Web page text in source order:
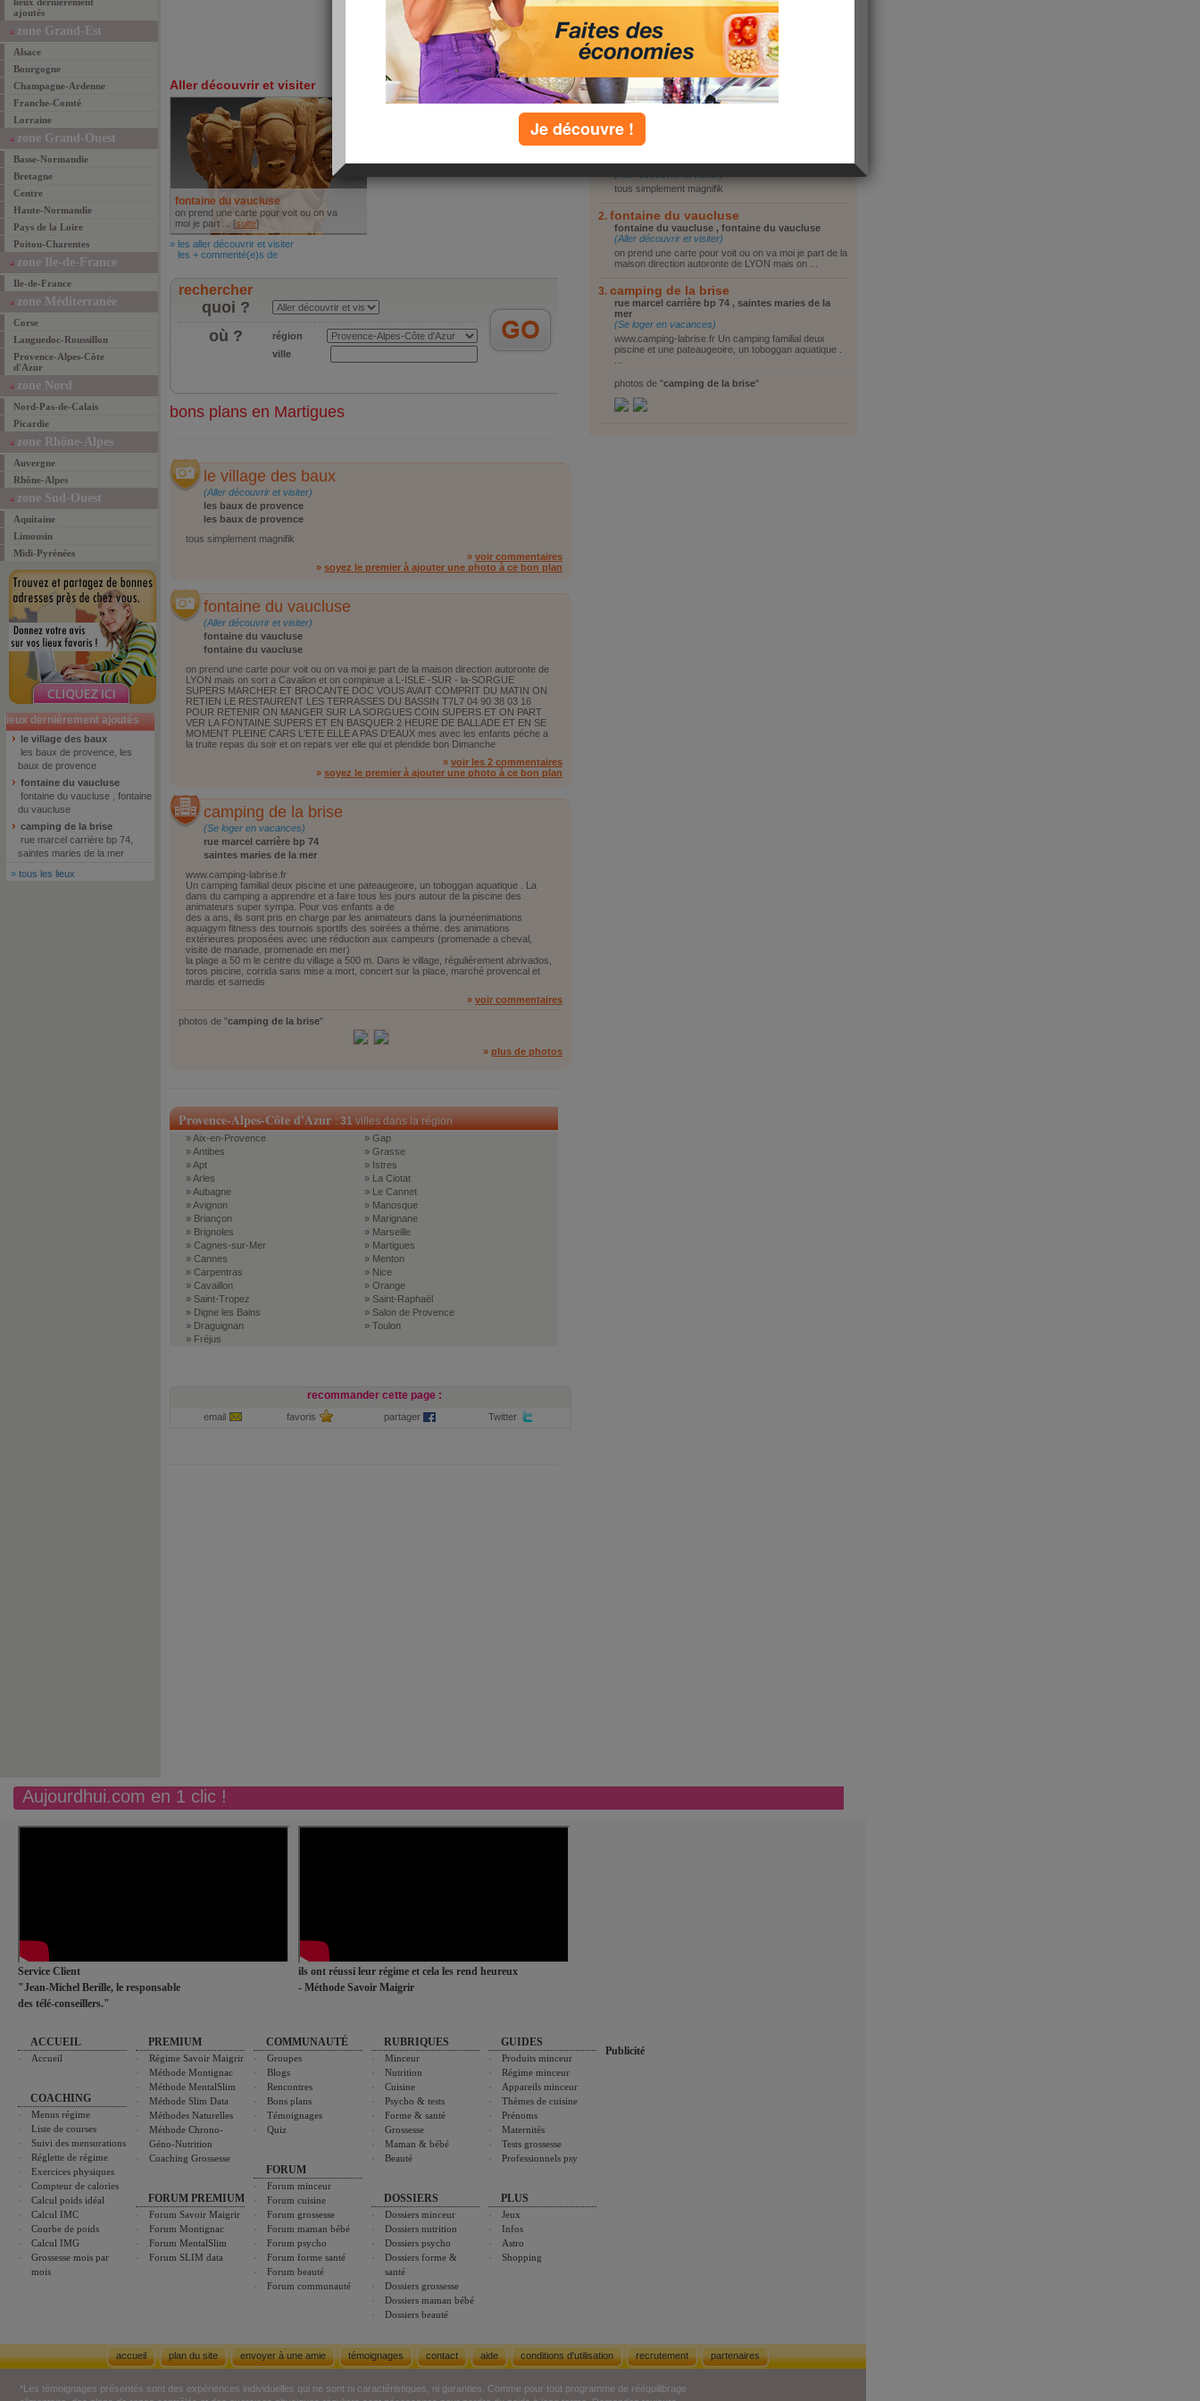
ajoutés
zone Grand-Est
Alsace
Bourgogne
Champagne-Ardenne
Franche-Comté
Lorraine
zone Grand-Ouest
Basse-Normandie
Bretagne
Centre
Haute-Normandie
Pays de la Loire
Poitou-Charentes
zone Ile-de-France
Ile-de-France
zone Méditerranée
Corse
Languedoc-Roussillon
Provence-Alpes-Côte
d'Azur
zone Nord
Nord-Pas-de-Calais
Picardie
zone Rhône-Alpes
Auvergne
Rhône-Alpes
zone Sud-Ouest
Aquitaine
Limousin
Midi-Pyrénées
lieux dernièrement ajoutés
le village des baux
les baux de provence, les
baux de provence
fontaine du vaucluse
fontaine du vaucluse , fontaine
du vaucluse
camping de la brise
rue marcel carrière bp 74,
saintes maries de la mer
» tous les lieux
camping de la brise
www.camping-labrise.fr Un camping
familial deux piscine ... [suite
» les se loger en vacances
les + commenté(e)s de
Aller découvrir et visiter
fontaine du vaucluse
on prend une carte pour voit ou on va
moi je part ... [suite]
» les aller découvrir et visiter
les + commenté(e)s de
rechercher
quoi ?
où ?
région
ville
bons plans en Martigues
le village des baux
(Aller découvrir et visiter)
les baux de provence
les baux de provence
tous simplement magnifik
» voir commentaires
» soyez le premier à ajouter une photo à ce bon plan
fontaine du vaucluse
(Aller découvrir et visiter)
fontaine du vaucluse
fontaine du vaucluse
on prend une carte pour voit ou on va moi je part de la maison direction autoronte de
LYON mais on sort a Cavalion et on compinue a L-ISLE -SUR - la-SORGUE
SUPERS MARCHER ET BROCANTE DOC VOUS AVAIT COMPRIT DU MATIN ON
RETIEN LE RESTAURENT LES TERRASSES DU BASSIN T7L7 04 90 38 03 16
POUR RETENIR ON MANGER SUR LA SORGUES COIN SUPERS ET ON PART
VER LA FONTAINE SUPERS ET EN BASQUER 2 HEURE DE BALLADE ET EN SE
MOMENT PLEINE CARS L'ETE ELLE A PAS D'EAUX mes avec les enfants péche a
la truite repas du soir et on repars ver elle qui et plendide bon Dimanche
» voir les 2 commentaires
» soyez le premier à ajouter une photo à ce bon plan
camping de la brise
(Se loger en vacances)
rue marcel carrière bp 74
saintes maries de la mer
www.camping-labrise.fr
Un camping familial deux piscine et une pateaugeoire, un toboggan aquatique . La
dans du camping a apprendre et a faire tous les jours autour de la piscine des
animateurs super sympa. Pour vos enfants a de
des a ans, ils sont pris en charge par les animateurs dans la journéenimations
aquagym fitness des tournois sportifs des soirées a théme. des animations
extérieures proposées avec une réduction aux campeurs (promenade a cheval,
visite de manade, promenade en mer)
la plage a 50 m le centre du village a 500 m. Dans le village, réguliérement abrivados,
toros piscine, corrida sans mise a mort, concert sur la place, marché provencal et
mardis et samedis
» voir commentaires
photos de "camping de la brise"
» plus de photos
Provence-Alpes-Côte d'Azur:31villes dans la région
» Aix-en-Provence
» Antibes
» Apt
» Arles
» Aubagne
» Avignon
» Briançon
» Brignoles
» Cagnes-sur-Mer
» Cannes
» Carpentras
» Cavaillon
» Saint-Tropez
» Digne les Bains
» Draguignan
» Fréjus
» Gap
» Grasse
» Istres
» La Ciotat
» Le Cannet
» Manosque
» Marignane
» Marseille
» Martigues
» Menton
» Nice
» Orange
» Saint-Raphaël
» Salon de Provence
» Toulon
recommander cette page :
email favoris partager Twitter
Visiter le coin
Faire du shopping
Autre
top lieux
les baux de provence , les baux de provence
tous simplement magnifik
fontaine du vaucluse
fontaine du vaucluse , fontaine du vaucluse
(Aller découvrir et visiter)
on prend une carte pour voit ou on va moi je part de la
maison direction autoronte de LYON mais on ...
camping de la brise
rue marcel carrière bp 74 , saintes maries de la
mer
(Se loger en vacances)
www.camping-labrise.fr Un camping familial deux
piscine et une pateaugeoire, un toboggan aquatique .
photos de "camping de la brise"
Aujourdhui.com en 1 clic !
Service Client
"Jean-Michel Berille, le responsable
des télé-conseillers."
ils ont réussi leur régime et cela les rend heureux
- Méthode Savoir Maigrir
ACCUEIL
Accueil
COACHING
Menus régime
Liste de courses
Suivi des mensurations
Réglette de régime
Exercices physiques
Compteur de calories
Calcul poids idéal
Calcul IMC
Courbe de poids
Calcul IMG
Grossesse mois par
mois
PREMIUM
Régime Savoir Maigrir
Méthode Montignac
Méthode MentalSlim
Méthode Slim Data
Méthodes Naturelles
Méthode Chrono-
Géno-Nutrition
Coaching Grossesse
FORUM PREMIUM
Forum Savoir Maigrir
Forum Montignac
Forum MentalSlim
Forum SLIM data
COMMUNAUTÉ
Groupes
Blogs
Rencontres
Bons plans
Témoignages
Quiz
FORUM
Forum minceur
Forum cuisine
Forum grossesse
Forum maman bébé
Forum psycho
Forum forme santé
Forum beauté
Forum communauté
RUBRIQUES
Minceur
Nutrition
Cuisine
Psycho & tests
Forme & santé
Grossesse
Maman & bébé
Beauté
DOSSIERS
Dossiers minceur
Dossiers nutrition
Dossiers psycho
Dossiers forme &
santé
Dossiers grossesse
Dossiers maman bébé
Dossiers beauté
GUIDES
Produits minceur
Régime minceur
Appareils minceur
Thèmes de cuisine
Prénoms
Maternités
Tests grossesse
Professionnels psy
PLUS
Jeux
Infos
Astro
Shopping
Publicité
accueil plan du site envoyer à une amie témoignages contact aide conditions d'utilisation recrutement partenaires
*Les témoignages présentés sont des expériences individuelles qui ne sont ni caractéristiques, ni garanties. Comme pour tout programme de rééquilibrage
Je découvre !